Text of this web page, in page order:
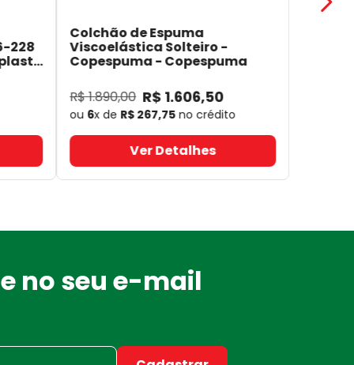
228
Colchão de Espuma
Viscoelástica Solteiro -
Copespuma- Copespuma
R$1.890,00 R$ 1.606,50
ou 6x de R$ 267,75 no crédito
Ver Detalhes
no seu e-mail